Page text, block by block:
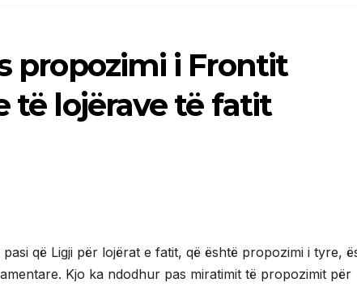
propozimi i Frontit
të lojërave të fatit
që Ligji për lojërat e fatit, që është propozimi i tyre,
Kjo ka ndodhur pas miratimit të propozimit për